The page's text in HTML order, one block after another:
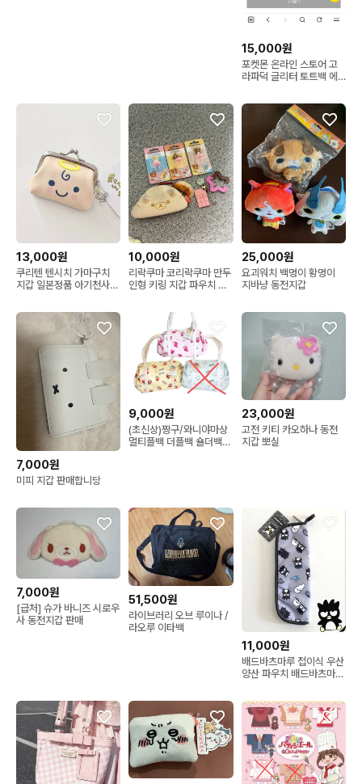
15,000원
포켓몬 온라인 스토어 고
라파덕 글리터 토트백 에
13,000원
쿠리텐 텐시치 가마구치
지갑 일본정품 아기천사
10,000원
리락쿠마 코리락쿠마 만두
인형 키링 지갑 파우치 초
25,000원
요괴워치 백멍이 황멍이
지바냥 동전지갑
7,000원
미피 지갑 판매합니당
9,000원
(초신상)짱구/와니야마상
멀티플백 더플백 숄더백
23,000원
고전 키티 카오하나 동전
지갑 뽀실
7,000원
[급처] 슈가 바니즈 시로우
사 동전지갑 판매
51,500원
라이브러리 오브 루이나 /
라오루 이타백
11,000원
배드바츠마루 접이식 우산
양산 파우치 배드바츠마루